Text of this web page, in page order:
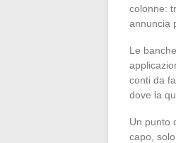
colonne:
annuncia
Le
conti da
dove la
Un punto
capo,